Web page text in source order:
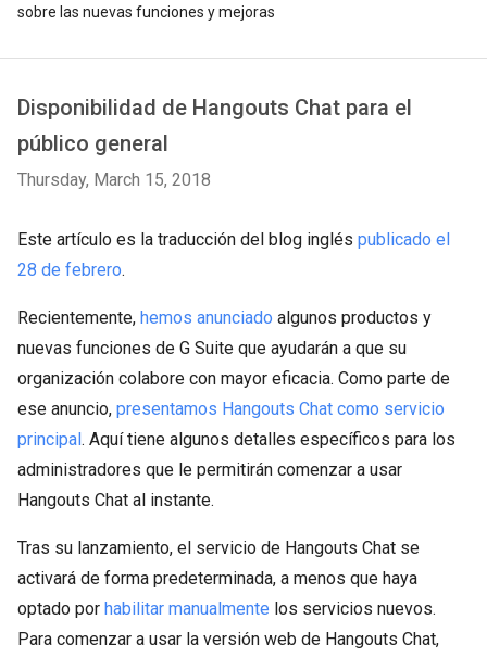
sobre las nuevas funciones y mejoras
Disponibilidad de Hangouts Chat para el
público general
Thursday, March 15, 2018
Este artículo es la traducción del blog inglés publicado el
28 de febrero.
Recientemente, hemos anunciado algunos productos y
nuevas funciones de G Suite que ayudarán a que su
organización colabore con mayor eficacia. Como parte de
ese anuncio, presentamos Hangouts Chat como servicio
principal. Aquí tiene algunos detalles específicos para los
administradores que le permitirán comenzar a usar
Hangouts Chat al instante.
Tras su lanzamiento, el servicio de Hangouts Chat se
activará de forma predeterminada, a menos que haya
optado por habilitar manualmente los servicios nuevos.
Para comenzar a usar la versión web de Hangouts Chat,